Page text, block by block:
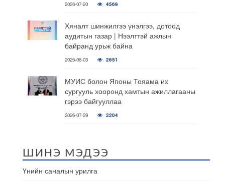
2026-07-20 4569
Хяналт шинжилгээ үнэлгээ, дотоод
аудитын газар | Нээлттэй ажлын
байранд урьж байна
2026-08-03 2651
МУИС болон Японы Тояама их
сургууль хооронд хамтын ажиллагааны
гэрээ байгууллаа
2026-07-29 2204
ШИНЭ МЭДЭЭ
Үнийн саналын урилга